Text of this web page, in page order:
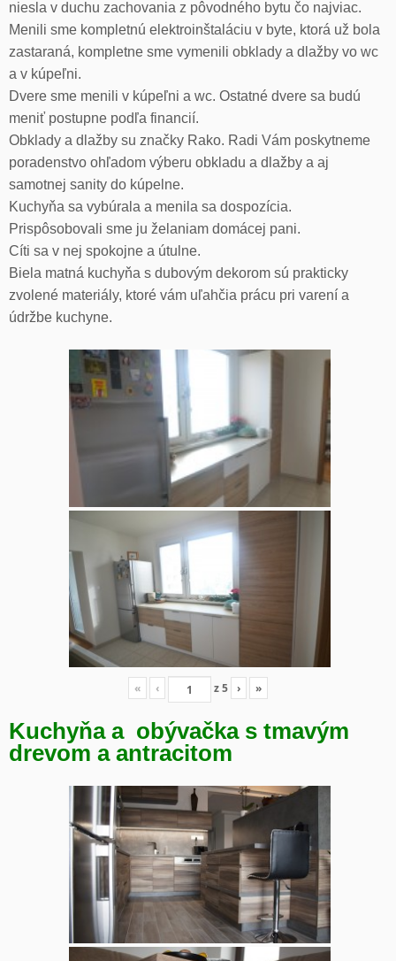
niesla v duchu zachovania z pôvodného bytu čo najviac.
Menili sme kompletnú elektroinštaláciu v byte, ktorá už bola
zastaraná, kompletne sme vymenili obklady a dlažby vo wc
a v kúpeľni.
Dvere sme menili v kúpeľni a wc. Ostatné dvere sa budú
meniť postupne podľa financií.
Obklady a dlažby su značky Rako. Radi Vám poskytneme
poradenstvo ohľadom výberu obkladu a dlažby a aj
samotnej sanity do kúpelne.
Kuchyňa sa vybúrala a menila sa dospozícia.
Prispôsobovali sme ju želaniam domácej pani.
Cíti sa v nej spokojne a útulne.
Biela matná kuchyňa s dubovým dekorom sú prakticky
zvolené materiály, ktoré vám uľahčia prácu pri varení a
údržbe kuchyne.
« ‹ z5 › »
Kuchyňa a obývačka s tmavým
drevom a antracitom